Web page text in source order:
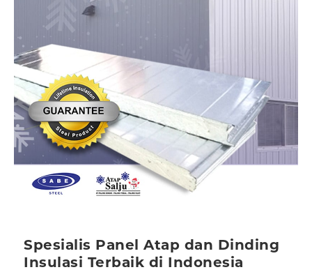
Spesialis Panel Atap dan Dinding
Insulasi Terbaik di Indonesia